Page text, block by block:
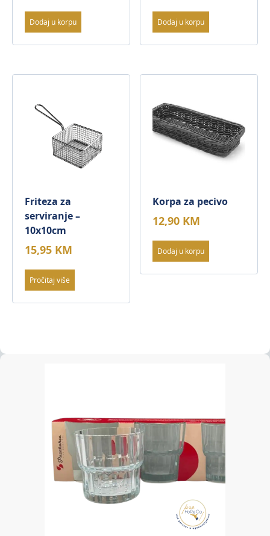
Dodaj u korpu Dodaj u korpu
Friteza za
serviranje –
10x10cm
15,95 KM
Pročitaj više
Korpa za pecivo
12,90 KM
Dodaj u korpu